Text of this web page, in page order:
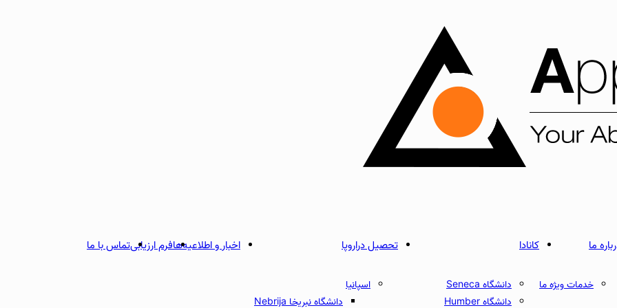
ما
خدمات ویژه ما
کانادا
دانشگاه Seneca
دانشگاه Humber
تحصیل دراروپا
اسپانیا
دانشگاه نبریخا Nebrija
اخبار و اطلاعیه‌هافرم ارزیابیتماس با ما